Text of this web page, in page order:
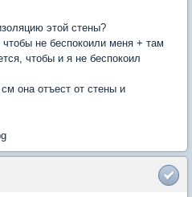
этой стены?
не беспокоили меня + там
чтобы и я не беспокоил
она отъест от стены и